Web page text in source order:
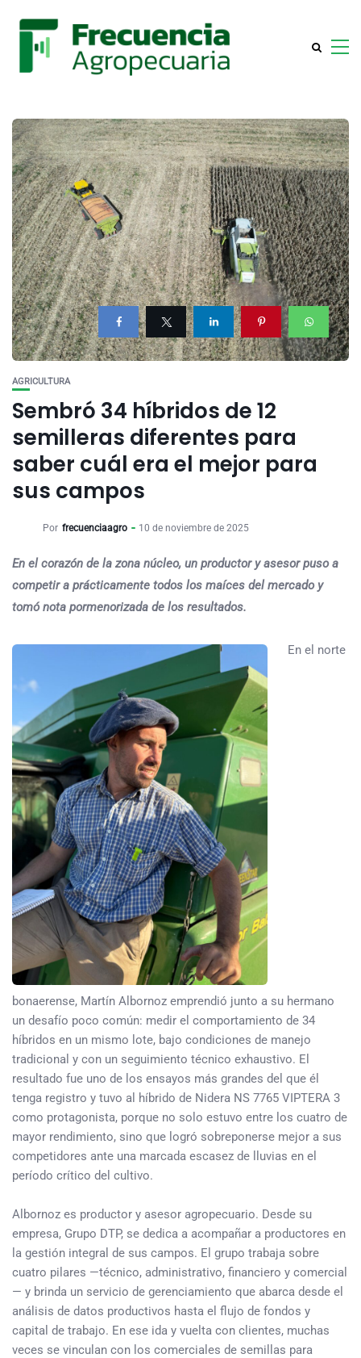
AGRICULTURA
Sembró 34 híbridos de 12
semilleras diferentes para
saber cuál era el mejor para
sus campos
Por frecuenciaagro 10 de noviembre de 2025
En el corazón de la zona núcleo, un productor y asesor puso a
competir a prácticamente todos los maíces del mercado y
tomó nota pormenorizada de los resultados.
En el norte
bonaerense, Martín Albornoz emprendió junto a su hermano
un desafío poco común: medir el comportamiento de 34
híbridos en un mismo lote, bajo condiciones de manejo
tradicional y con un seguimiento técnico exhaustivo. El
resultado fue uno de los ensayos más grandes del que él
tenga registro y tuvo al híbrido de Nidera NS 7765 VIPTERA 3
como protagonista, porque no solo estuvo entre los cuatro de
mayor rendimiento, sino que logró sobreponerse mejor a sus
competidores ante una marcada escasez de lluvias en el
período crítico del cultivo.
Albornoz es productor y asesor agropecuario. Desde su
empresa, Grupo DTP, se dedica a acompañar a productores en
la gestión integral de sus campos. El grupo trabaja sobre
cuatro pilares —técnico, administrativo, financiero y comercial
— y brinda un servicio de gerenciamiento que abarca desde el
análisis de datos productivos hasta el flujo de fondos y
capital de trabajo. En ese ida y vuelta con clientes, muchas
veces se vinculan con los comerciales de semillas para